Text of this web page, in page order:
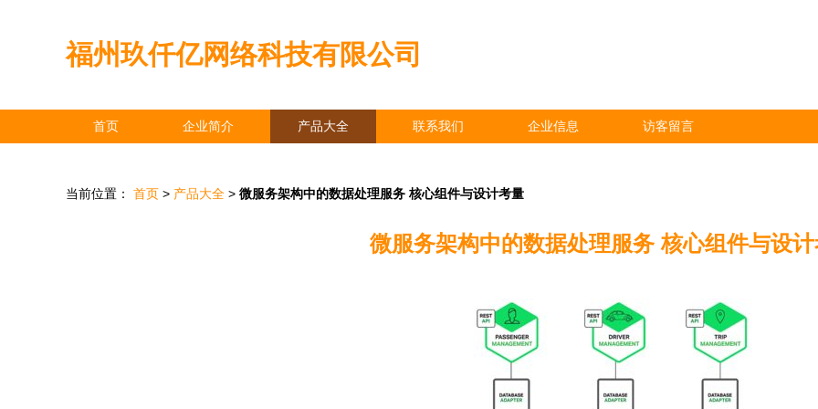
福州玖仟亿网络科技有限公司
首页 企业简介 产品大全 联系我们 企业信息 访客留言
当前位置： 首页 > 产品大全 > 微服务架构中的数据处理服务 核心组件与设计考量
微服务架构中的数据处理服务 核心组件与设